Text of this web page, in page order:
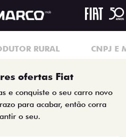
RURAL CNPJ E
ofertas Fiat
e conquiste o seu carro novo
para acabar, então corra
o seu.